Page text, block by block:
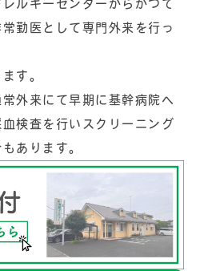
ルギーセンターからかつて
勤医として専門外来を行っ
す。
外来にて早期に基幹病院へ
検査を行いスクリーニング
あります。